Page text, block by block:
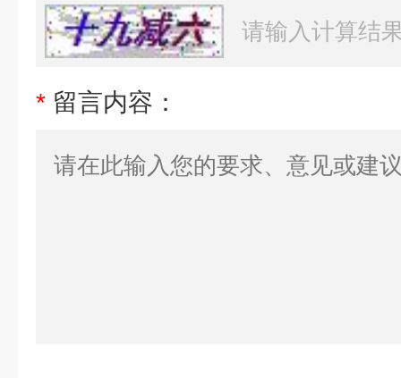
* 留言内容：